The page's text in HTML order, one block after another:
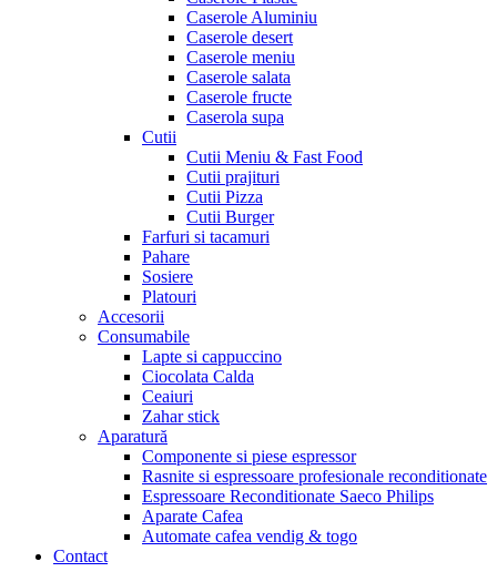
Caserole Aluminiu
Caserole desert
Caserole meniu
Caserole salata
Caserole fructe
Caserola supa
Cutii
Cutii Meniu & Fast Food
Cutii prajituri
Cutii Pizza
Cutii Burger
Farfuri si tacamuri
Pahare
Sosiere
Platouri
Accesorii
Consumabile
Lapte si cappuccino
Ciocolata Calda
Ceaiuri
Zahar stick
Aparatură
Componente si piese espressor
Rasnite si espressoare profesionale reconditionate
Espressoare Reconditionate Saeco Philips
Aparate Cafea
Automate cafea vendig & togo
Contact